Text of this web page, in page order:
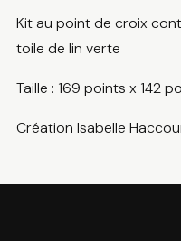
Kit au point de croix
toile de lin verte
Taille : 169 points x 142
Création Isabelle